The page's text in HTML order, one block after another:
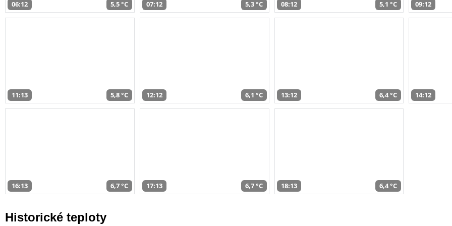
06:12 5,5 °C 07:12 5,3 °C 08:12 5,1 °C 09:12
11:13 5,8 °C 12:12 6,1 °C 13:12 6,4 °C 14:12
16:13 6,7 °C 17:13 6,7 °C 18:13 6,4 °C
Historické teploty